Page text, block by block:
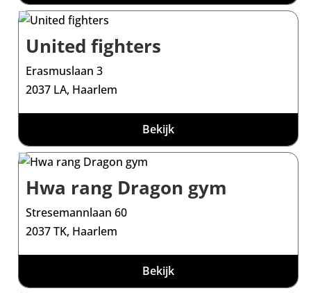
United fighters
Erasmuslaan 3
2037 LA, Haarlem
Bekijk
Hwa rang Dragon gym
Stresemannlaan 60
2037 TK, Haarlem
Bekijk